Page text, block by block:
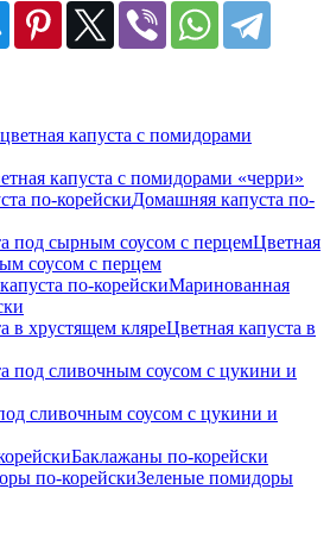
капуста с помидорами «черри»
Домашняя капуста по-
Цветная
соусом с перцем
Маринованная
Цветная капуста в
сливочным соусом с цукини и
Баклажаны по-корейски
Зеленые помидоры